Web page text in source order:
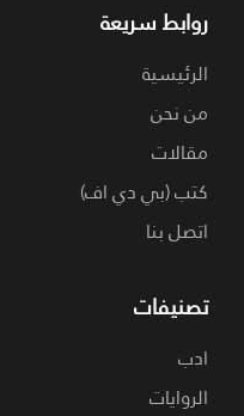
روابط سريعة
الرئيسية
من نحن
مقالات
كتب (بي دي اف)
اتصل بنا
تصنيفات
ادب
الروايات